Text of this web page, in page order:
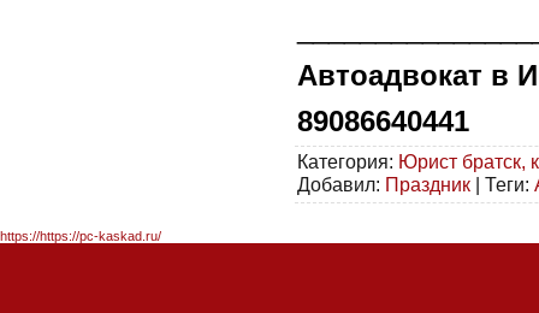
Автоадвокат в
89086640441
Категория: Юрист братск,
Добавил: Праздник |Теги:
https://https://pc-kaskad.ru/